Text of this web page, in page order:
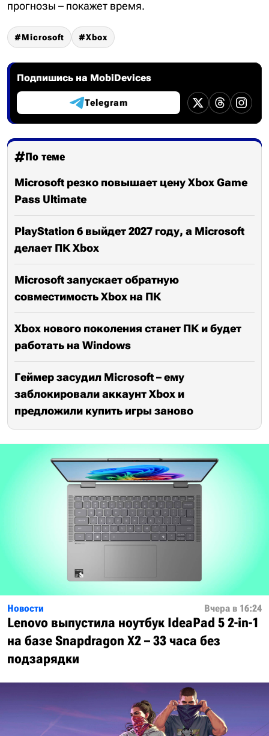
прогнозы – покажет время.
Microsoft Xbox
Подпишись на MobiDevices
Telegram
По теме
Microsoft резко повышает цену Xbox Game
Pass Ultimate
PlayStation 6 выйдет 2027 году, а Microsoft
делает ПК Xbox
Microsoft запускает обратную
совместимость Xbox на ПК
Xbox нового поколения станет ПК и будет
работать на Windows
Геймер засудил Microsoft – ему
заблокировали аккаунт Xbox и
предложили купить игры заново
Новости Вчера в 16:24
Lenovo выпустила ноутбук IdeaPad 5 2-in-1
на базе Snapdragon X2 – 33 часа без
подзарядки